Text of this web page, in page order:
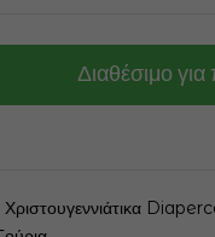
Διαθέσιμο
Χριστουγεννιάτικα